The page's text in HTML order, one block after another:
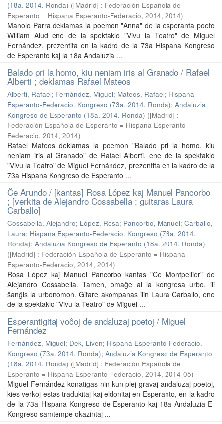
(18a. 2014. Ronda) ([Madrid] : Federación Española de
Esperanto = Hispana Esperanto-Federacio, 2014, 2014)
Manolo Parra deklamas la poemon "Anna" de la esperanta poeto
William Alud ene de la spektaklo "Vivu la Teatro" de Miguel
Fernández, prezentita en la kadro de la 73a Hispana Kongreso
de Esperanto kaj la 18a Andaluzia ...
Balado pri la homo, kiu neniam iris al Granado / Rafael
Alberti ; deklamas Rafael Mateos
Alberti, Rafael; Fernández, Miguel; Mateos, Rafael; Hispana
Esperanto-Federacio. Kongreso (73a. 2014. Ronda); Andaluzia
Kongreso de Esperanto (18a. 2014. Ronda) ([Madrid] :
Federación Española de Esperanto = Hispana Esperanto-
Federacio, 2014, 2014)
Rafael Mateos deklamas la poemon "Balado pri la homo, kiu
neniam iris al Granado" de Rafael Alberti, ene de la spektaklo
"Vivu la Teatro" de Miguel Fernández, prezentita en la kadro de la
73a Hispana Kongreso de Esperanto ...
Ĉe Arundo / [kantas] Rosa López kaj Manuel Pancorbo
; [verkita de Alejandro Cossabella ; guitaras Laura
Carballo]
Cossabella, Alejandro; López, Rosa; Pancorbo, Manuel; Carballo,
Laura; Hispana Esperanto-Federacio. Kongreso (73a. 2014.
Ronda); Andaluzia Kongreso de Esperanto (18a. 2014. Ronda)
([Madrid] : Federación Española de Esperanto = Hispana
Esperanto-Federacio, 2014, 2014)
Rosa López kaj Manuel Pancorbo kantas "Ĉe Montpellier" de
Alejandro Cossabella. Tamen, omaĝe al la kongresa urbo, ili
ŝanĝis la urbonomon. Gitare akompanas ilin Laura Carballo, ene
de la spektaklo "Vivu la Teatro" de Miguel ...
Esperantigitaj voĉoj de andaluzaj poetoj / Miguel
Fernández
Fernández, Miguel; Dek, Liven; Hispana Esperanto-Federacio.
Kongreso (73a. 2014. Ronda); Andaluzia Kongreso de Esperanto
(18a. 2014. Ronda) ([Madrid] : Federación Española de
Esperanto = Hispana Esperanto-Federacio, 2014, 2014-05)
Miguel Fernández konatigas nin kun plej gravaj andaluzaj poetoj,
kies verkoj estas tradukitaj kaj eldonitaj en Esperanto, en la kadro
de la 73a Hispana Kongreso de Esperanto kaj 18a Andaluzia E-
Kongreso samtempe okazintaj ...